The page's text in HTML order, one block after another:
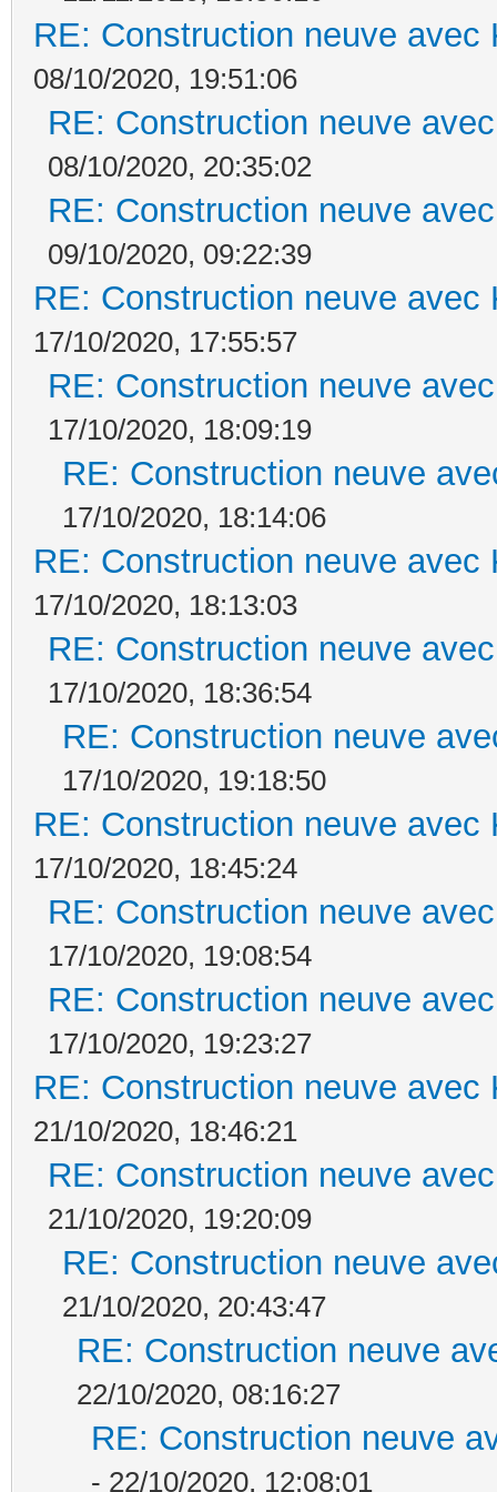
RE: Construction neuve avec
08/10/2020, 19:51:06
RE: Construction neuve
08/10/2020, 20:35:02
RE: Construction neuve
09/10/2020, 09:22:39
RE: Construction neuve avec
17/10/2020, 17:55:57
RE: Construction neuve
17/10/2020, 18:09:19
RE: Construction neuve
17/10/2020, 18:14:06
RE: Construction neuve avec
17/10/2020, 18:13:03
RE: Construction neuve
17/10/2020, 18:36:54
RE: Construction neuve
17/10/2020, 19:18:50
RE: Construction neuve avec
17/10/2020, 18:45:24
RE: Construction neuve
17/10/2020, 19:08:54
RE: Construction neuve
17/10/2020, 19:23:27
RE: Construction neuve avec
21/10/2020, 18:46:21
RE: Construction neuve
21/10/2020, 19:20:09
RE: Construction neuve
21/10/2020, 20:43:47
RE: Construction neuve
22/10/2020, 08:16:27
RE: Construction neuve
- 22/10/2020, 12:08:01